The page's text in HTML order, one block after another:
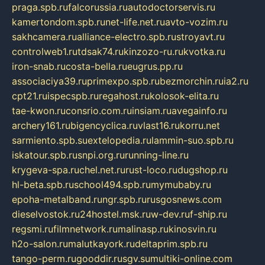
praga.spb.rufalcorussia.ruautodoctorservis.ru
kamertondom.spb.runet-life.net.ruavto-vozim.ru
sakhcamera.rualliance-electro.spb.rustroyavt.ru
controlweb1.rutdsak74.rukinzozo-ru.rukvotka.ru
iron-snab.rucosta-bella.rueugrus.pp.ru
associaciya39.ruprimexpo.spb.rubezmorchin.ruia2.ru
cpt21.ruispecspb.ruregahost.rukolosok-elita.ru
tae-kwon.ruconsrio.com.ruinsiam.ruavegainfo.ru
archery161.rubigencyclica.ruvlast16.rukorru.net
sarmiento.spb.suextelopedia.rulammin-suo.spb.ru
iskatour.spb.rusnpi.org.rurunning-line.ru
krygeva-spa.ruchel.net.rurust-loco.rudugshop.ru
hl-beta.spb.ruschool494.spb.rumymubaby.ru
epoha-metalband.rungr.spb.rurusgosnews.com
dieselvostok.ru24hostel.msk.ruw-dev.ruf-ship.ru
regsmi.rufilmnetwork.rumalinasp.rukinosvin.ru
h2o-salon.rumalutkayork.rudeltaprim.spb.ru
tango-perm.rugooddir.rusgv.sumultiki-online.com